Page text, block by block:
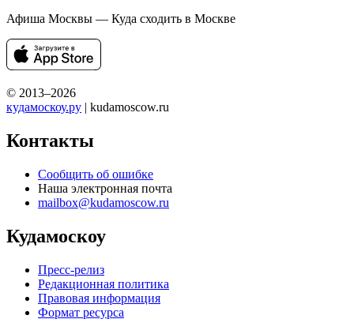
Афиша Москвы — Куда сходить в Москве
© 2013–2026
кудамоскоу.ру | kudamoscow.ru
Контакты
Сообщить об ошибке
Наша электронная почта
mailbox@kudamoscow.ru
Кудамоскоу
Пресс-релиз
Редакционная политика
Правовая информация
Формат ресурса